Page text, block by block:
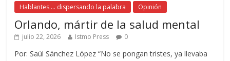
Hablantes ... dispersando la palabra Opinión
Orlando, mártir de la salud mental
julio 22, 2026 Istmo Press 0
Por: Saúl Sánchez López “No se pongan tristes, ya llevaba